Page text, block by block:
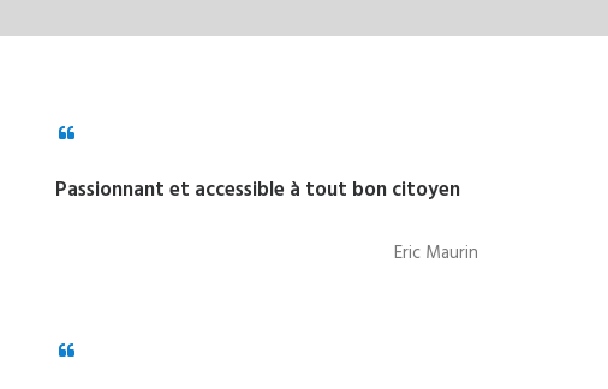
Passionnant et accessible à tout bon citoyen
Eric Maurin